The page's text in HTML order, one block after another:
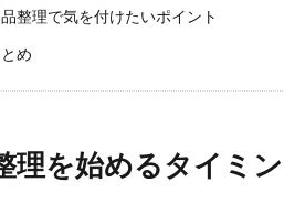
整理で気を付けたいポイント
め
理を始めるタイミ